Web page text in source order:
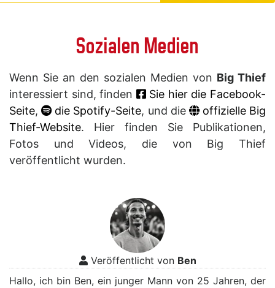
Sozialen Medien
Wenn Sie an den sozialen Medien von Big Thief
interessiert sind, finden
Sie hier die Facebook-
Seite, die Spotify-Seite, und die
offizielle Big
Thief-Website. Hier finden Sie Publikationen,
Fotos und Videos, die von Big Thief
veröffentlicht wurden.
Veröffentlicht von Ben
Hallo, ich bin Ben, ein junger Mann von 25 Jahren, der